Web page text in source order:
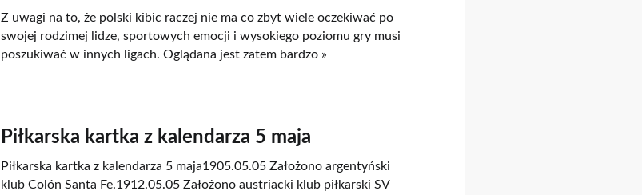
Z uwagi na to, że polski kibic raczej nie ma co zbyt wiele oczekiwać po
swojej rodzimej lidze, sportowych emocji i wysokiego poziomu gry musi
poszukiwać w innych ligach. Oglądana jest zatem bardzo »
Piłkarska kartka z kalendarza 5 maja
Piłkarska kartka z kalendarza 5 maja1905.05.05 Założono argentyński
klub Colón Santa Fe.1912.05.05 Założono austriacki klub piłkarski SV